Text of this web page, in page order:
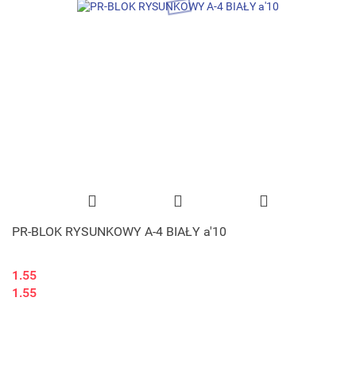
PR-BLOK RYSUNKOWY A-4 BIAŁY a'10
1.55
1.55